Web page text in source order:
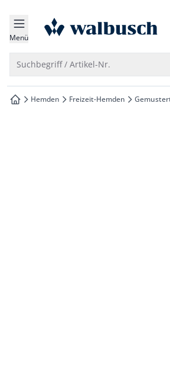
springen
springen
springen
springen
Menü zur Startseite
Suchbegriff / Artikel-Nr.
zur Startseite
Hemden Freizeit-Hemden